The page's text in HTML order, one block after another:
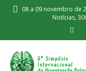
08 a 09 novembro de
Notícias,